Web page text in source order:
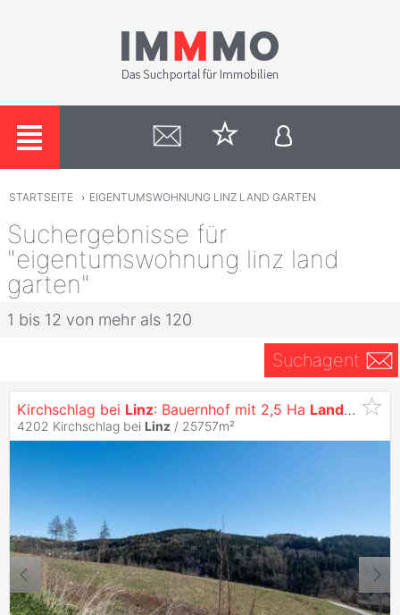
STARTSEITE › EIGENTUMSWOHNUNG LINZ LAND GARTEN
Suchergebnisse für
"eigentumswohnung linz land
garten"
1 bis 12 von mehr als 120
Suchagent
Kirchschlag bei Linz: Bauernhof mit 2,5 Ha Land,Garten
4202 Kirchschlag bei Linz / 25757m²